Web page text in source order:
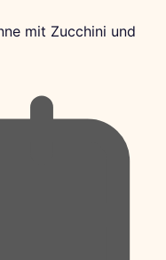
mit Zucchini und